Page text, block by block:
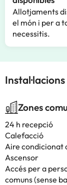
Allotjaments
el món i per a
necessitis.
Zones
24 h recepció
Calefacció
Aire condicionat
Ascensor
Accés per a
comuns (sense